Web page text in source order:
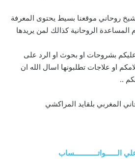
شيخ روحاني موقعنا بسيط يحتوى المعرفة
المساعدة الروحانية كذالك لمن يريدها
بشروحات او بحوث او الرد على
او علاجات تطلبونها اسال الله ان
..
المغربي بلقايد المراكشي
علي الــــــواتــــــــــــساب